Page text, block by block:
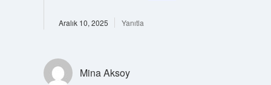
Aralık 10, 2025 Yanıtla
Mina Aksoy